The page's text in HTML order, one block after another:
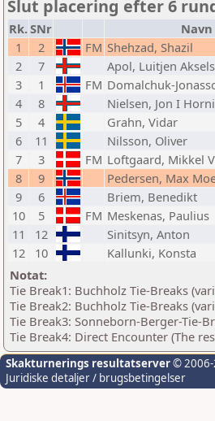
Slut placering efter 6
Rk.SNr Navn
1
2 FM Shehzad, Shazil
2
7 Apol, Luitjen
3
1 FM Domalchuk-
4
8 Nielsen, Jon I Horni
5
4 Grahn, Vidar
6
11 Nilsson, Oliver
7
3 FM Loftgaard, Mikkel
8
9 Pedersen, Max
9
6 Briem, Benedikt
10
5 FM Meskenas, Paulius
11
12 Sinitsyn, Anton
12
10 Kallunki, Konsta
Notat:
Tie Break1: Buchholz Tie-Breaks
Tie Break2: Buchholz Tie-Breaks
Tie Break3: Sonneborn-Berger-Tie-
Tie Break4: Direct Encounter (The
Skakturnerings resultatserver© 2006-
Juridiske detaljer / brugsbetingelser